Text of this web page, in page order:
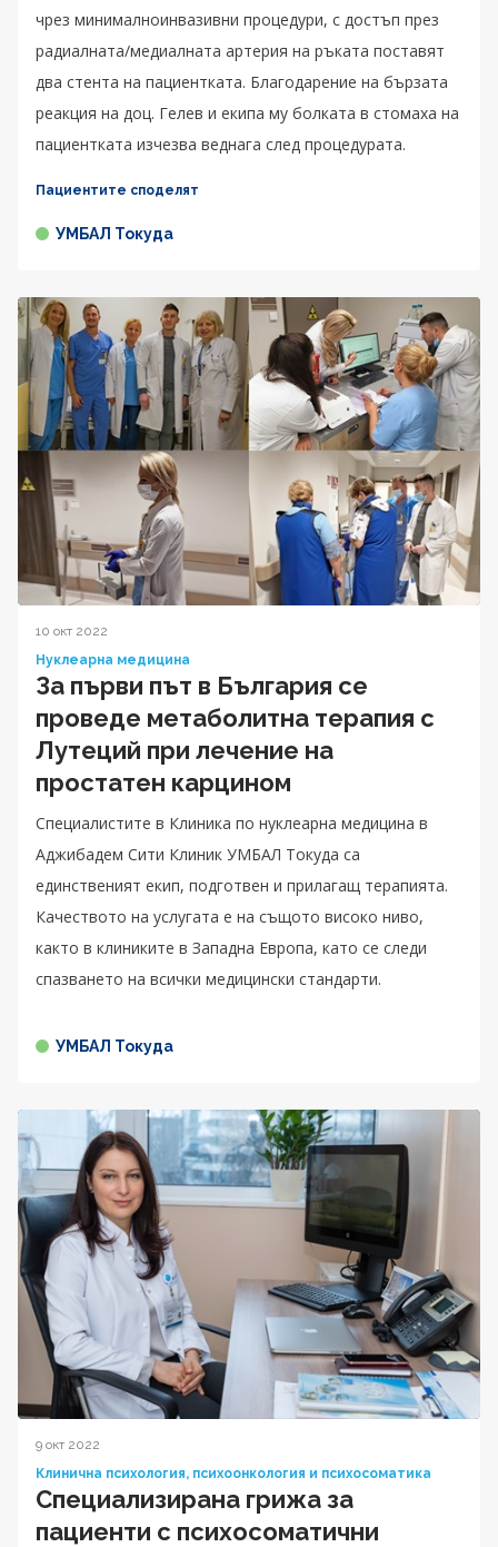
чрез минималноинвазивни процедури, с достъп през
радиалната/медиалната артерия на ръката поставят
два стента на пациентката. Благодарение на бързата
реакция на доц. Гелев и екипа му болката в стомаха на
пациентката изчезва веднага след процедурата.
Пациентите споделят
УМБАЛ Токуда
10 окт 2022
Нуклеарна медицина
За първи път в България се
проведе метаболитна терапия с
Лутеций при лечение на
простатен карцином
Специалистите в Клиника по нуклеарна медицина в
Аджибадем Сити Клиник УМБАЛ Токуда са
единственият екип, подготвен и прилагащ терапията.
Качеството на услугата е на същото високо ниво,
както в клиниките в Западна Европа, като се следи
спазването на всички медицински стандарти.
УМБАЛ Токуда
9 окт 2022
Клинична психология, психоонкология и психосоматика
Специализирана грижа за
пациенти с психосоматични